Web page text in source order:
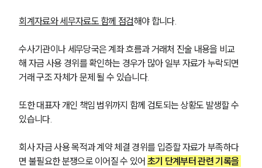
회계자료와 세무자료도 함께 점검해야 합니다.
수사기관이나 세무당국은 계좌 흐름과 거래처 진술 내용을 비교
해 자금 사용 경위를 확인하는 경우가 많아 일부 자료가 누락되면
거래 구조 자체가 문제 될 수 있습니다.
또한 대표자 개인 책임 범위까지 함께 검토되는 상황도 발생할 수
있습니다.
회사 자금 사용 목적과 계약 체결 경위를 입증할 자료가 부족하다
면 불필요한 분쟁으로 이어질 수 있어 초기 단계부터 관련 기록을